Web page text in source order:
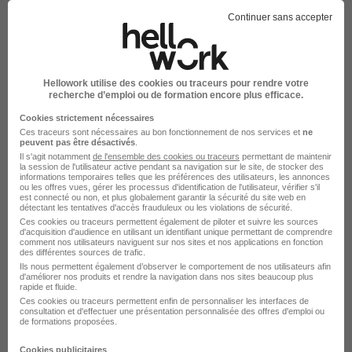
il y a 19 jours
Employé de Caisse Accueil H/F
Voir l’offre
il y a 19 jours
Employé de Rayon Textile H/F
Monoprix - Magasins
Annecy - 74 CDD
Voir l’offre
il y a 19 jours
Continuer sans accepter
Hellowork utilise des cookies ou traceurs pour rendre votre
recherche d’emploi ou de formation encore plus efficace.
Cookies strictement nécessaires
Ces traceurs sont nécessaires au bon fonctionnement de nos services et ne
peuvent pas être désactivés
Il s'agit notamment de l'ensemble des cookies ou traceurs permettant de maintenir
la session de l'utilisateur active pendant sa navigation sur le site, de stocker des
informations temporaires telles que les préférences des utilisateurs, les annonces
ou les offres vues, gérer les processus d'identification de l'utilisateur, vérifier s'il
est connecté ou non, et plus globalement garantir la sécurité du site web en
détectant les tentatives d'accès frauduleux ou les violations de sécurité.
Ces cookies ou traceurs permettent également de piloter et suivre les sources
d'acquisition d'audience en utilisant un identifiant unique permettant de comprendre
comment nos utilisateurs naviguent sur nos sites et nos applications en fonction
des différentes sources de trafic.
Ils nous permettent également d’observer le comportement de nos utilisateurs afin
d'améliorer nos produits et rendre la navigation dans nos sites beaucoup plus
rapide et fluide.
Ces cookies ou traceurs permettent enfin de personnaliser les interfaces de
consultation et d'effectuer une présentation personnalisée des offres d'emploi ou
de formations proposées.
Cookies publicitaires